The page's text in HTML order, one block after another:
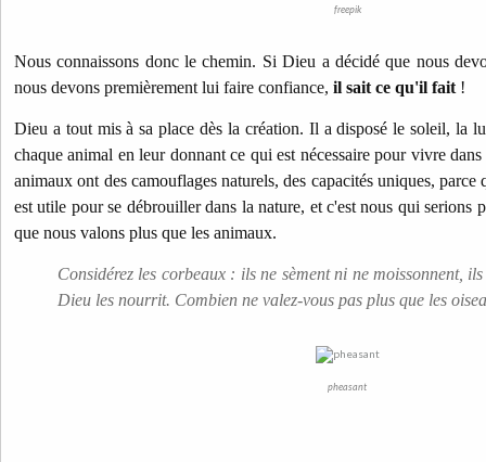
freepik
Nous connaissons donc le chemin. Si Dieu a décidé que nous
nous devons premièrement lui faire confiance, il sait ce qu'il fait !
Dieu a tout mis à sa place dès la création. Il a disposé le soleil, la
chaque animal en leur donnant ce qui est nécessaire pour vivre
animaux ont des camouflages naturels, des capacités uniques,
est utile pour se débrouiller dans la nature, et c'est nous qui serions
que nous valons plus que les animaux.
Considérez les corbeaux : ils ne sèment ni ne moissonnent,
Dieu les nourrit. Combien ne valez-vous pas plus que les
pheasant